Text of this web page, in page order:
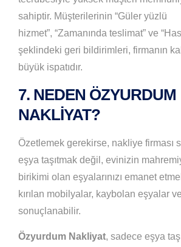
sahiptir. Müşterilerinin “Güler yüzlü
hizmet”, “Zamanında teslimat” ve
şeklindeki geri bildirimleri, firmanın
büyük ispatıdır.
7. NEDEN ÖZYURDUM
NAKLIYAT?
Özetlemek gerekirse, nakliye firması
eşya taşıtmak değil, evinizin
birikimi olan eşyalarınızı emanet
kırılan mobilyalar, kaybolan eşyalar
sonuçlanabilir.
Özyurdum Nakliyat, sadece eşya